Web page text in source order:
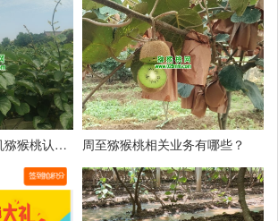
猕猴桃认领 周至猕猴桃相关业务有哪些？